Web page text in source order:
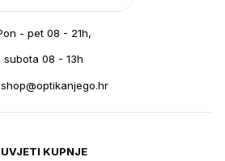
- pet 08 - 21h,
subota 08 - 13h
UVJETI KUPNJE